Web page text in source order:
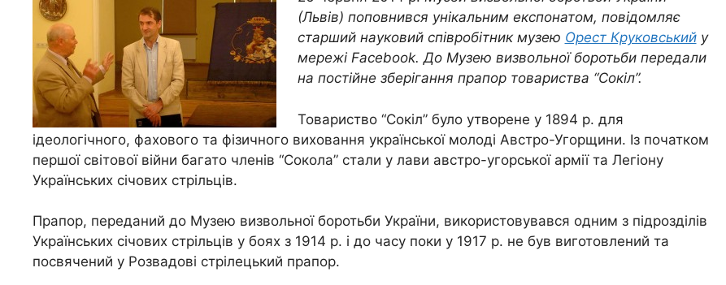
(Львів) поповнився унікальним експонатом, повідомляє
старший науковий співробітник музею Орест Круковськийу
мережі Facebook. До Музею визвольної боротьби передали
на постійне зберігання прапор товариства “Сокіл”.
Товариство “Сокіл” було утворене у 1894 р. для
ідеологічного, фахового та фізичного виховання української молоді Австро-Угорщини. Із початком
першої світової війни багато членів “Сокола” стали у лави австро-угорської армії та Легіону
Українських січових стрільців.
Прапор, переданий до Музею визвольної боротьби України, використовувався одним з підрозділів
Українських січових стрільців у боях з 1914 р. і до часу поки у 1917 р. не був виготовлений та
посвячений у Розвадові стрілецький прапор.